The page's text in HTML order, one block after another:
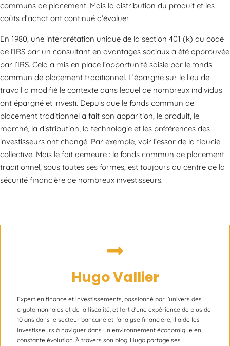
communs de placement. Mais la distribution du produit et les
coûts d’achat ont continué d’évoluer.
En 1980, une interprétation unique de la section 401 (k) du code
de l’IRS par un consultant en avantages sociaux a été approuvée
par l’IRS. Cela a mis en place l’opportunité saisie par le fonds
commun de placement traditionnel. L’épargne sur le lieu de
travail a modifié le contexte dans lequel de nombreux individus
ont épargné et investi. Depuis que le fonds commun de
placement traditionnel a fait son apparition, le produit, le
marché, la distribution, la technologie et les préférences des
investisseurs ont changé. Par exemple, voir l’essor de la fiducie
collective. Mais le fait demeure : le fonds commun de placement
traditionnel, sous toutes ses formes, est toujours au centre de la
sécurité financière de nombreux investisseurs.
Hugo Vallier
Expert en finance et investissements, passionné par l’univers des
cryptomonnaies et de la fiscalité, et fort d’une expérience de plus de
10 ans dans le secteur bancaire et l’analyse financière, il aide les
investisseurs à naviguer dans un environnement économique en
constante évolution. À travers son blog, Hugo partage ses